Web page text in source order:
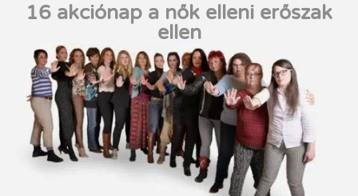
16 akciónap a nők elleni erőszak
ellen